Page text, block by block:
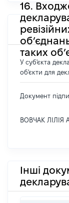
16.
таких
У суб'єкта
об'єкти для
Документ
ВОВЧАК ЛІЛІЯ
Інші